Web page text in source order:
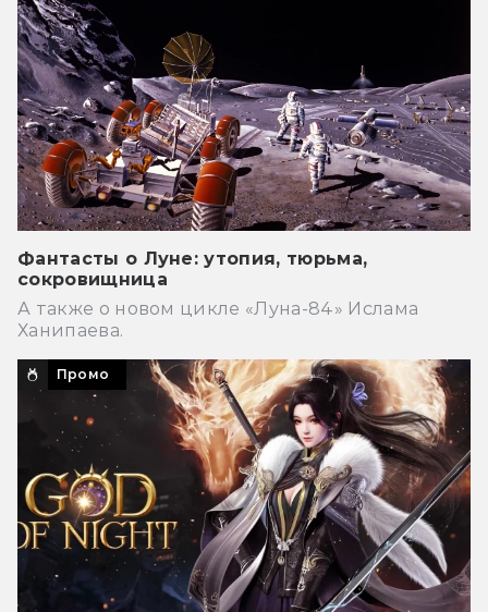
Фантасты о Луне: утопия, тюрьма,
сокровищница
А также о новом цикле «Луна-84» Ислама
Ханипаева.
Промо